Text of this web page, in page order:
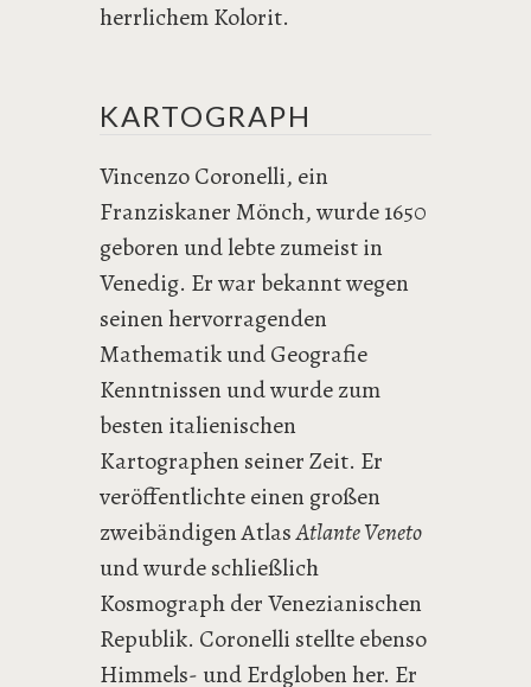
herrlichem Kolorit.
KARTOGRAPH
Vincenzo Coronelli, ein
Franziskaner Mönch, wurde 1650
geboren und lebte zumeist in
Venedig. Er war bekannt wegen
seinen hervorragenden
Mathematik und Geografie
Kenntnissen und wurde zum
besten italienischen
Kartographen seiner Zeit. Er
veröffentlichte einen großen
zweibändigen AtlasAtlante Veneto
und wurde schließlich
Kosmograph der Venezianischen
Republik. Coronelli stellte ebenso
Himmels- und Erdgloben her. Er